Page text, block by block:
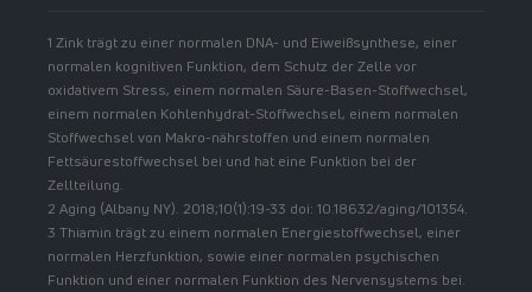
1 Zink trägt zu einer normalen DNA- und Eiweißsynthese, einer
normalen kognitiven Funktion, dem Schutz der Zelle vor
oxidativem Stress, einem normalen Säure-Basen-Stoffwechsel,
einem normalen Kohlenhydrat-Stoffwechsel, einem normalen
Stoffwechsel von Makro-nährstoffen und einem normalen
Fettsäurestoffwechsel bei und hat eine Funktion bei der
Zellteilung.
2 Aging (Albany NY). 2018;10(1):19-33 doi: 10.18632/aging/101354.
3 Thiamin trägt zu einem normalen Energiestoffwechsel, einer
normalen Herzfunktion, sowie einer normalen psychischen
Funktion und einer normalen Funktion des Nervensystems bei.